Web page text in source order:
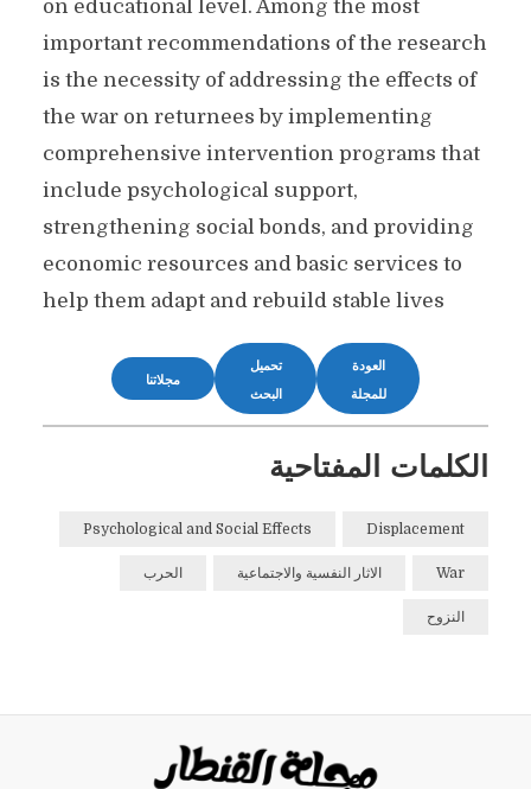
on educational level. Among the most
important recommendations of the research
is the necessity of addressing the effects of
the war on returnees by implementing
comprehensive intervention programs that
include psychological support,
strengthening social bonds, and providing
economic resources and basic services to
help them adapt and rebuild stable lives
العودة
للمجلة
تحميل
البحث
مجلاتنا
الكلمات المفتاحية
Displacement
Psychological and Social Effects
War الاثار النفسية والاجتماعية الحرب
النزوح